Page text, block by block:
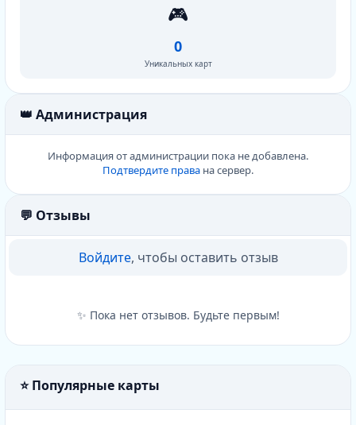
🎮
0
Уникальных карт
👑 Администрация
Информация от администрации пока не добавлена.
Подтвердите права на сервер.
💬 Отзывы
Войдите, чтобы оставить отзыв
✨ Пока нет отзывов. Будьте первым!
⭐ Популярные карты